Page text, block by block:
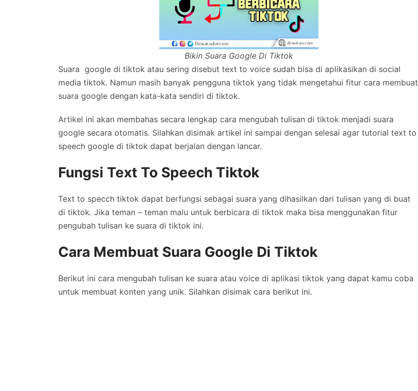
Bikin Suara Google Di Tiktok
Suara google di tiktok atau sering disebut text to voice sudah bisa di aplikasikan di social
media tiktok. Namun masih banyak pengguna tiktok yang tidak mengetahui fitur cara membuat
suara google dengan kata-kata sendiri di tiktok.
Artikel ini akan membahas secara lengkap cara mengubah tulisan di tiktok menjadi suara
google secara otomatis. Silahkan disimak artikel ini sampai dengan selesai agar tutorial text to
speech google di tiktok dapat berjalan dengan lancar.
Fungsi Text To Speech Tiktok
Text to specch tiktok dapat berfungsi sebagai suara yang dihasilkan dari tulisan yang di buat
di tiktok. Jika teman – teman malu untuk berbicara di tiktok maka bisa menggunakan fitur
pengubah tulisan ke suara di tiktok ini.
Cara Membuat Suara Google Di Tiktok
Berikut ini cara mengubah tulisan ke suara atau voice di aplikasi tiktok yang dapat kamu coba
untuk membuat konten yang unik. Silahkan disimak cara berikut ini.